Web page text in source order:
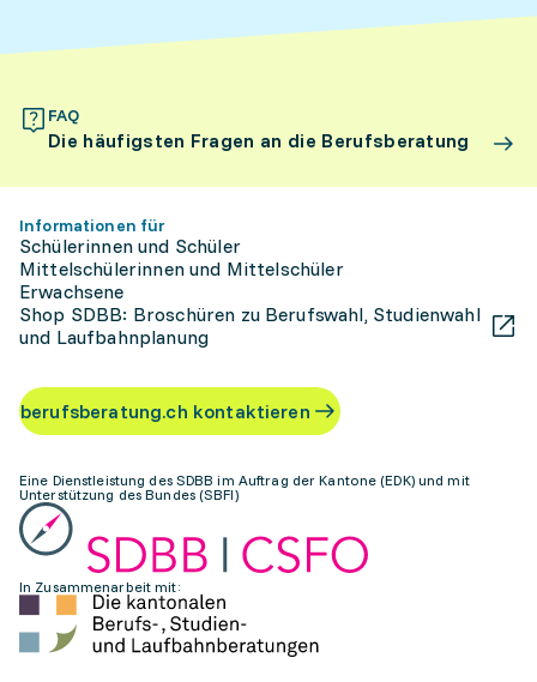
FAQ
Die häufigsten Fragen an die Berufsberatung
Informationen für
Schülerinnen und Schüler
Mittelschülerinnen und Mittelschüler
Erwachsene
Shop SDBB: Broschüren zu Berufswahl, Studienwahl
und Laufbahnplanung
berufsberatung.ch kontaktieren
Eine Dienstleistung des SDBB im Auftrag der Kantone (EDK) und mit
Unterstützung des Bundes (SBFI)
In Zusammenarbeit mit: